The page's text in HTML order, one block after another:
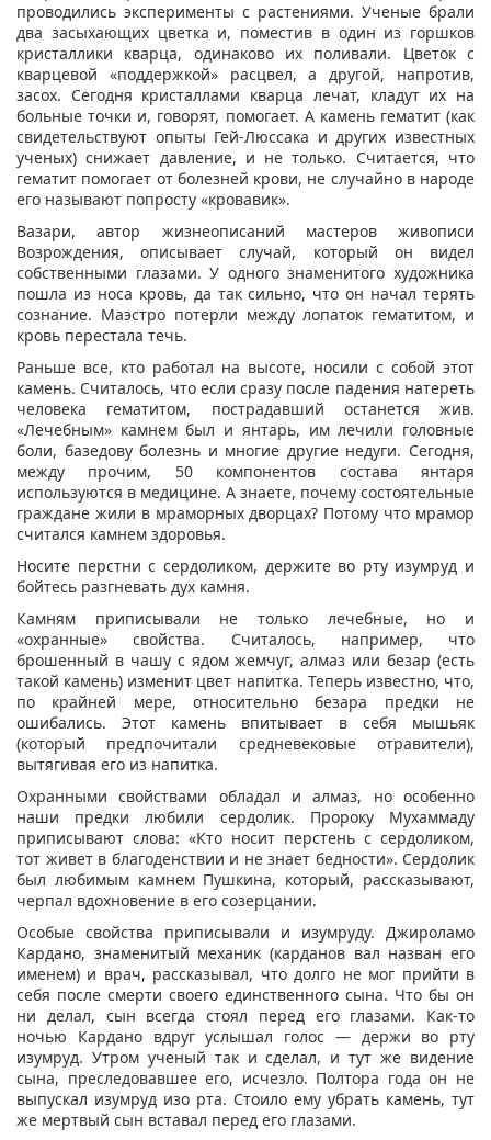
проводились эксперименты с растениями. Ученые брали
два засыхающих цветка и, поместив в один из горшков
кристаллики кварца, одинаково их поливали. Цветок с
кварцевой «поддержкой» расцвел, а другой, напротив,
засох. Сегодня кристаллами кварца лечат, кладут их на
больные точки и, говорят, помогает. А камень гематит (как
свидетельствуют опыты Гей-Люссака и других известных
ученых) снижает давление, и не только. Считается, что
гематит помогает от болезней крови, не случайно в народе
его называют попросту «кровавик».
Вазари, автор жизнеописаний мастеров живописи
Возрождения, описывает случай, который он видел
собственными глазами. У одного знаменитого художника
пошла из носа кровь, да так сильно, что он начал терять
сознание. Маэстро потерли между лопаток гематитом, и
кровь перестала течь.
Раньше все, кто работал на высоте, носили с собой этот
камень. Считалось, что если сразу после падения натереть
человека гематитом, пострадавший останется жив.
«Лечебным» камнем был и янтарь, им лечили головные
боли, базедову болезнь и многие другие недуги. Сегодня,
между прочим, 50 компонентов состава янтаря
используются в медицине. А знаете, почему состоятельные
граждане жили в мраморных дворцах? Потому что мрамор
считался камнем здоровья.
Носите перстни с сердоликом, держите во рту изумруд и
бойтесь разгневать дух камня.
Камням приписывали не только лечебные, но и
«охранные» свойства. Считалось, например, что
брошенный в чашу с ядом жемчуг, алмаз или безар (есть
такой камень) изменит цвет напитка. Теперь известно, что,
по крайней мере, относительно безара предки не
ошибались. Этот камень впитывает в себя мышьяк
(который предпочитали средневековые отравители),
вытягивая его из напитка.
Охранными свойствами обладал и алмаз, но особенно
наши предки любили сердолик. Пророку Мухаммаду
приписывают слова: «Кто носит перстень с сердоликом,
тот живет в благоденствии и не знает бедности». Сердолик
был любимым камнем Пушкина, который, рассказывают,
черпал вдохновение в его созерцании.
Особые свойства приписывали и изумруду. Джироламо
Кардано, знаменитый механик (карданов вал назван его
именем) и врач, рассказывал, что долго не мог прийти в
себя после смерти своего единственного сына. Что бы он
ни делал, сын всегда стоял перед его глазами. Как-то
ночью Кардано вдруг услышал голос — держи во рту
изумруд. Утром ученый так и сделал, и тут же видение
сына, преследовавшее его, исчезло. Полтора года он не
выпускал изумруд изо рта. Стоило ему убрать камень, тут
же мертвый сын вставал перед его глазами.